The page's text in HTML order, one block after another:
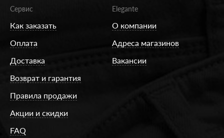
Сервис
Как заказать
Оплата
Доставка
Возврат и гарантия
Правила продажи
Акции и скидки
FAQ
Elegante
О компании
Адреса магазинов
Вакансии